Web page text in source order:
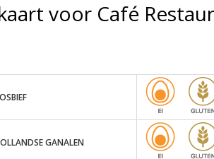
voor Café
GANALEN